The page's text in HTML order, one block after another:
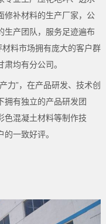
修补材料的生产厂家，公
生产团队，服务足迹遍布
料市场拥有庞大的客户群
均有分公司。
”，在产品研发、技术创
拥有独立的产品研发团
色混凝土材料等制作技
一致好评。